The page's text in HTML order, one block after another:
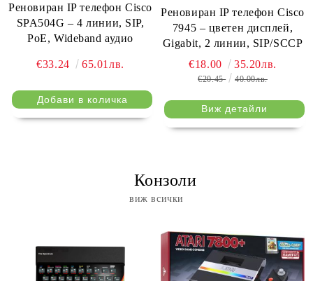
Реновиран IP телефон Cisco
SPA504G – 4 линии, SIP,
PoE, Wideband аудио
€33.24 65.01лв.
Реновиран IP телефон Cisco
7945 – цветен дисплей,
Gigabit, 2 линии, SIP/SCCP
€18.00 35.20лв.
€20.45 40.00лв.
Виж детайли
⠀ Конзоли
виж всички